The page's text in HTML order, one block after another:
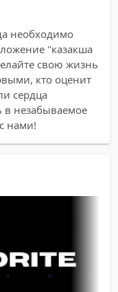
необходимо
"казакша
свою жизнь
кто оценит
сердца
незабываемое
нами!